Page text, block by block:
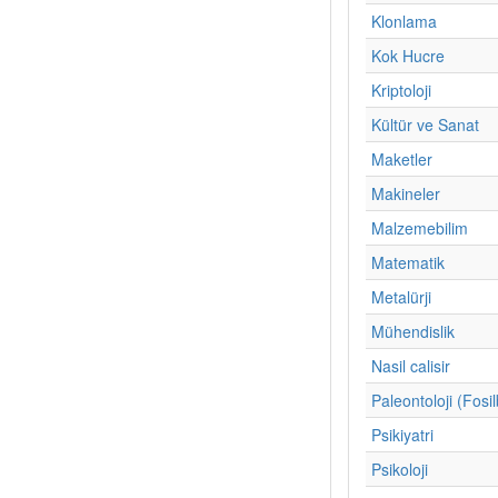
Klonlama
Kok Hucre
Kriptoloji
Kültür ve Sanat
Maketler
Makineler
Malzemebilim
Matematik
Metalürji
Mühendislik
Nasil calisir
Paleontoloji
Psikiyatri
Psikoloji